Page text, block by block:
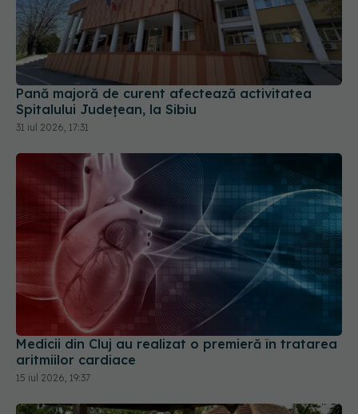
Pană majoră de curent afectează activitatea
Spitalului Județean, la Sibiu
31 iul 2026, 17:31
Medicii din Cluj au realizat o premieră în tratarea
aritmiilor cardiace
15 iul 2026, 19:37